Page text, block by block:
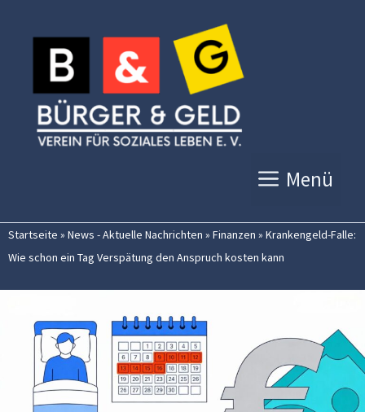
Inhalt
springen
Menü
Startseite » News - Aktuelle Nachrichten » Finanzen » Krankengeld-Falle:
Wie schon ein Tag Verspätung den Anspruch kosten kann